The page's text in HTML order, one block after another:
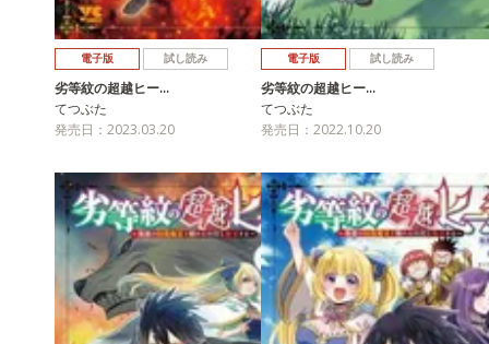
電子版 試し読み
劣等紋の超越ヒー…
てつぶた
発売日：2023.03.20
電子版 試し読み
劣等紋の超越ヒー…
てつぶた
発売日：2022.10.20